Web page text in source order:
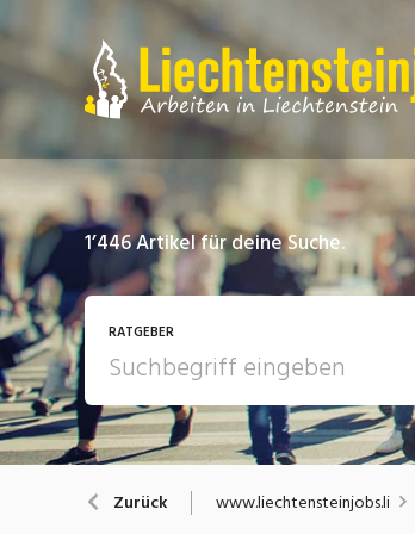
1’446Artikel für deine Suche.
RATGEBER
Arbeit
Zurück www.liechtensteinjobs.li